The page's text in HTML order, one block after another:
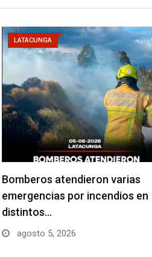
LATACUNGA
Bomberos atendieron varias
emergencias por incendios en
distintos…
agosto 5, 2026